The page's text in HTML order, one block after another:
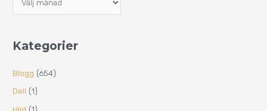
Kategorier
Blogg (654)
Dell (1)
Hild (1)